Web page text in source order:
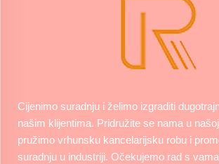
Cijenimo suradnju i želimo izgraditi
našim klijentima. Pridružite se nama u
pružimo vrhunsku kancelarijsku robu i
suradnju u industriji. Očekujemo rad s